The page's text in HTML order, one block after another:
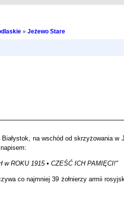
» Jeżewo Stare
na wschód od skrzyżowania w
w ROKU 1915 • CZEŚĆ ICH PAMIĘCI!"
co najmniej 39 żołnierzy armii